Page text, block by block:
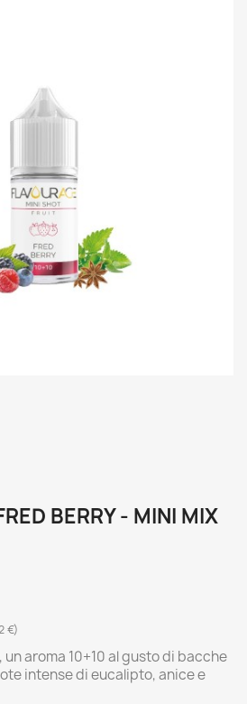
BERRY - MINI MIX
€)
aroma 10+10 al gusto di bacche
intense di eucalipto, anice e